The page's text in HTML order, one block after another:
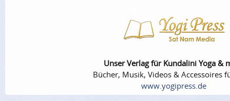
Unser Verlag für Kundalini Yoga &
Bücher, Musik, Videos & Accessoires
www.yogipress.de